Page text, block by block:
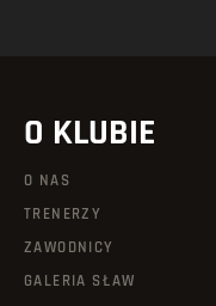
O KLUBIE
O NAS
TRENERZY
ZAWODNICY
GALERIA SŁAW